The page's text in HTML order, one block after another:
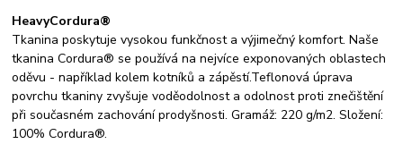
HeavyCordura®
Tkanina poskytuje vysokou funkčnost a výjimečný komfort. Naše
tkanina Cordura® se používá na nejvíce exponovaných oblastech
oděvu - například kolem kotníků a zápěstí.Teflonová úprava
povrchu tkaniny zvyšuje voděodolnost a odolnost proti znečištění
při současném zachování prodyšnosti. Gramáž: 220 g/m2. Složení:
100% Cordura®.